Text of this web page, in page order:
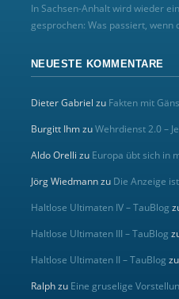
In Sachsen-Anhalt wird wieder
gesprochen: Was passiert,
NEUESTE KOMMENTARE
Dieter Gabriel zu Fakten mit
Burgitt IhmzuWehrdienst 2.0 –
Aldo Orelli zu Europa übt sich in
Jörg Wiedmannzu Die Anzeige
Haltlose Ultimaten IV – TauBlog
Haltlose Ultimaten III – TauBlog
Haltlose Ultimaten II – TauBlog zu
Ralphzu Eine gruselige